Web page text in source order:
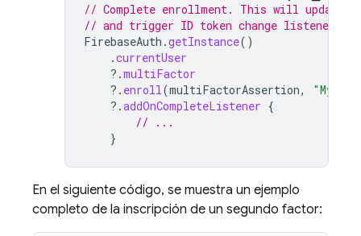
// Complete enrollment. This will update
// and trigger ID token change listener.
FirebaseAuth .getInstance()
.currentUser
?.multiFactor
?. enroll(multiFactorAssertion,
"My
?.addOnCompleteListener {
// ...
}
En el siguiente código, se muestra un ejemplo
completo de la inscripción de un segundo factor: